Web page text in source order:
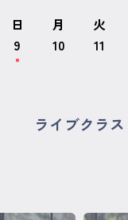
ター一覧
合わせ
日
9
月
10
火
11
ライブクラス